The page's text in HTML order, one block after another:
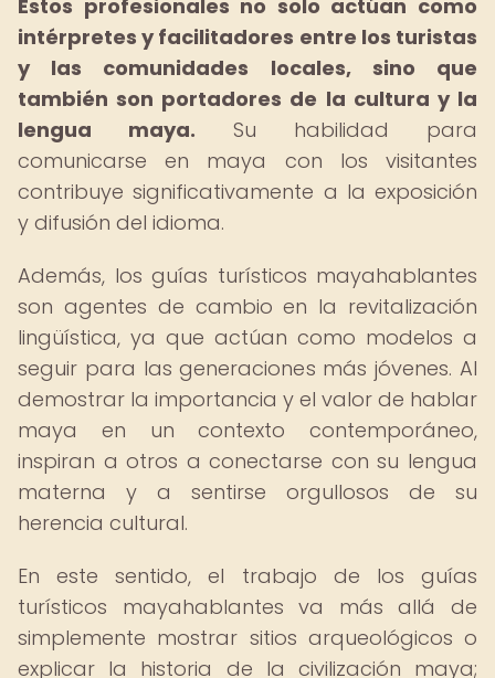
Estos profesionales no solo actúan como
intérpretes y facilitadores entre los turistas
y las comunidades locales, sino que
también son portadores de la cultura y la
lengua maya. Su habilidad para
comunicarse en maya con los visitantes
contribuye significativamente a la exposición
y difusión del idioma.
Además, los guías turísticos mayahablantes
son agentes de cambio en la revitalización
lingüística, ya que actúan como modelos a
seguir para las generaciones más jóvenes. Al
demostrar la importancia y el valor de hablar
maya en un contexto contemporáneo,
inspiran a otros a conectarse con su lengua
materna y a sentirse orgullosos de su
herencia cultural.
En este sentido, el trabajo de los guías
turísticos mayahablantes va más allá de
simplemente mostrar sitios arqueológicos o
explicar la historia de la civilización maya;